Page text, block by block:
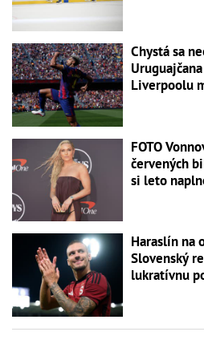
Chystá sa
Liverpoolu
FOTO
červených
si leto
Haraslín na
Slovenský
lukratívnu